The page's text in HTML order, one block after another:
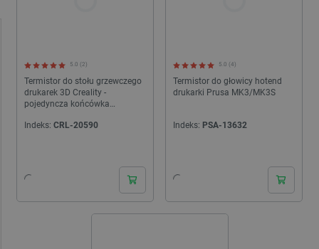
Termistor do stołu grzewczego
drukarek 3D Creality -
pojedyncza końcówka
5.0 (2)
Indeks: CRL-20590
Termistor do głowicy hotend
drukarki Prusa MK3/MK3S
5.0 (4)
Indeks: PSA-13632